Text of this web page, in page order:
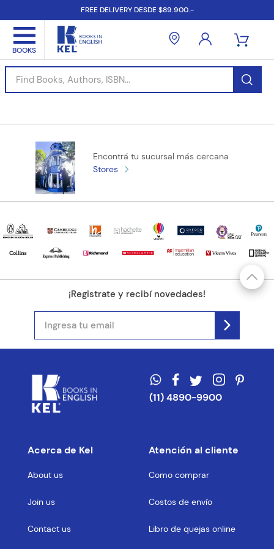
FREE DELIVERY DESDE $89.900.-
Find Books, Authors, ISBN...
Encontrá tu sucursal más cercana
Stores
¡Registrate y recibí novedades!
(11) 4890-9900
Acerca de Kel
About us
Join us
Contact us
Atención al cliente
Como comprar
Costos de envío
Libro de quejas online